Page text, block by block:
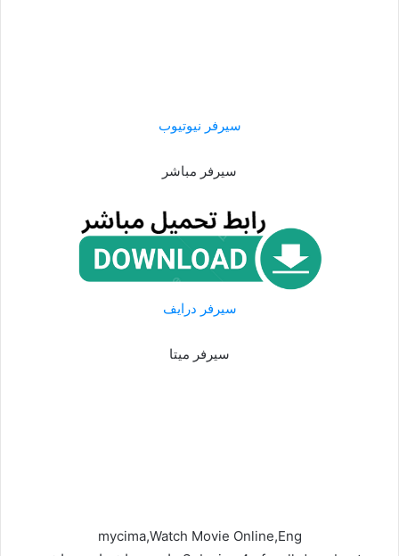
سيرفر نيوتيوب
سيرفر مباشر
سيرفر درايف
سيرفر ميتا
mycima,Watch Movie Online,Eng